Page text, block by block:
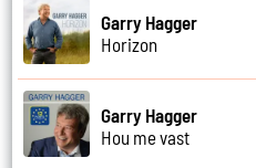
Garry Hagger
Horizon
Garry Hagger
Hou me vast